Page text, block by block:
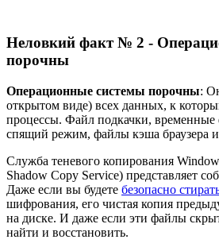
Неловкий факт № 2 -
порочны
Операционные системы порочны:
открытом виде) всех данных, к
процессы. Файл подкачки, временные
спящий режим, файлы кэша браузера
Служба теневого копирования
Shadow Copy Service) представляет
Даже если вы будете безопасно
шифрования, его чистая копия
на диске. И даже если эти файлы
найти и восстановить.